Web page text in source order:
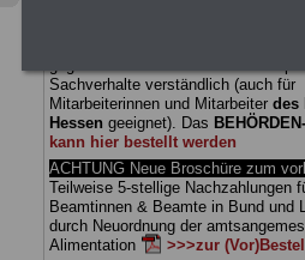
Sachverhalte verständlich (auch für
Mitarbeiterinnen und Mitarbeiter des
Hessen geeignet). Das
kann hier bestellt werden
ACHTUNG Neue Broschüre zum
Teilweise 5-stellige Nachzahlungen
Beamtinnen & Beamte in Bund und
durch Neuordnung der
Alimentation
>>>zur